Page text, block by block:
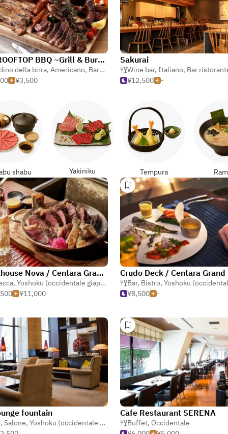
THE ROOFTOP BBQ ~Grill & Burger~
della birra, Americano, Barbecue
¥3,500
Sakurai
Wine bar, Italiano, Bar ristorante &
¥12,500
-
shabu Yakiniku Tempura
Steakhouse Nova / Centara Grand Hotel Osaka
, Yoshoku (occidentale giapponese) ,Carne
¥11,000
Bar, Bistro, Yoshoku (occidentale
¥8,500
-
fountain
, Salone, Yoshoku (occidentale giapponese)
Cafe Restaurant SERENA
Buffet, Occidentale